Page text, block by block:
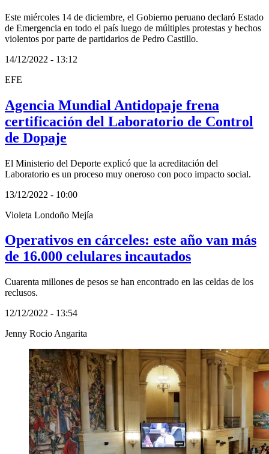
Este miércoles 14 de diciembre, el Gobierno peruano declaró Estado
de Emergencia en todo el país luego de múltiples protestas y hechos
violentos por parte de partidarios de Pedro Castillo.
14/12/2022 - 13:12
EFE
Agencia Mundial Antidopaje frena
certificación del Laboratorio de Control
de Dopaje
El Ministerio del Deporte explicó que la acreditación del
Laboratorio es un proceso muy oneroso con poco impacto social.
13/12/2022 - 10:00
Violeta Londoño Mejía
Operativos en cárceles: este año van más
de 16.000 celulares incautados
Cuarenta millones de pesos se han encontrado en las celdas de los
reclusos.
12/12/2022 - 13:54
Jenny Rocio Angarita